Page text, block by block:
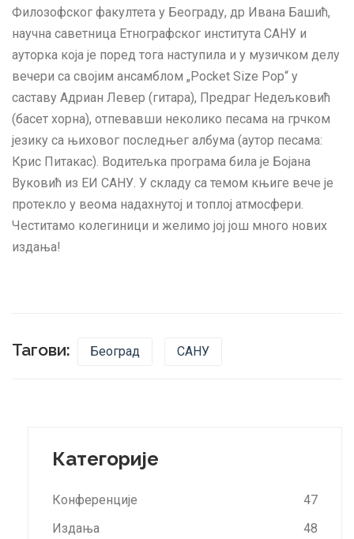
Филозофског факултета у Београду, др Ивана Башић,
научна саветница Етнографског института САНУ и
ауторка која је поред тога наступила и у музичком делу
вечери са својим ансамблом „Pocket Size Pop“ у
саставу Адриан Левер (гитара), Предраг Недељковић
(басет хорна), отпевавши неколико песама на грчком
језику са њиховог последњег албума (аутор песама:
Крис Питакас). Водитељка програма била је Бојана
Вуковић из ЕИ САНУ. У складу са темом књиге вече је
протекло у веома надахнутој и топлој атмосфери.
Честитамо колегиници и желимо јој још много нових
издања!
Тагови: Београд САНУ
Категорије
Конференције
47
Издања
48